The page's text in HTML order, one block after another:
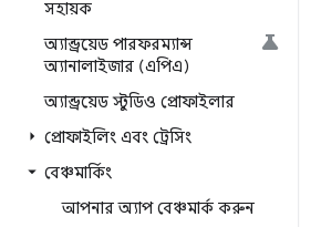
সহায়ক
অ্যান্ড্রয়েড পারফরম্যান্স
অ্যানালাইজার (এপিএ)
অ্যান্ড্রয়েড স্টুডিও প্রোফাইলার
প্রোফাইলিং এবং ট্রেসিং
বেঞ্চমার্কিং
আপনার অ্যাপ বেঞ্চমার্ক করুন